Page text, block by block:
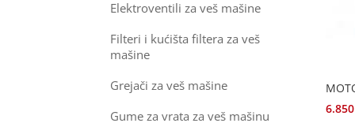
Elektroventili za veš mašine
Filteri i kućišta filtera za veš
mašine
Grejači za veš mašine
Gume za vrata za veš mašinu